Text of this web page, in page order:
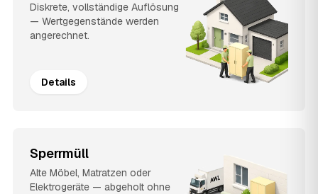
Diskrete, vollständige Auflösung
— Wertgegenstände werden
angerechnet.
Details
Sperrmüll
Alte Möbel, Matratzen oder
Elektrogeräte — abgeholt ohne